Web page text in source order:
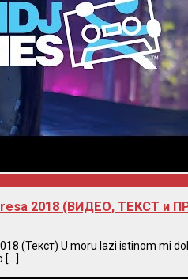
2018 (ВИДЕО, ТЕКСТ и
(Текст) U moru lazi istinom mi
[...]